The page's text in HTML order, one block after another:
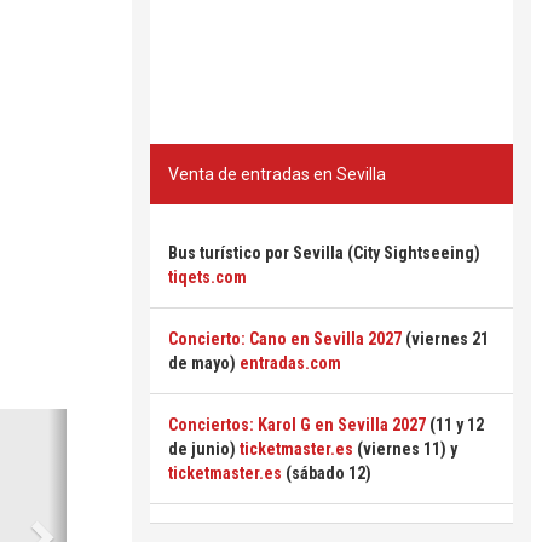
Venta de entradas en Sevilla
Bus turístico por Sevilla (City Sightseeing)
tiqets.com
Concierto: Cano en Sevilla 2027 (viernes 21
de mayo) entradas.com
Conciertos: Karol G en Sevilla 2027 (11 y 12
de junio) ticketmaster.es (viernes 11) y
ticketmaster.es (sábado 12)